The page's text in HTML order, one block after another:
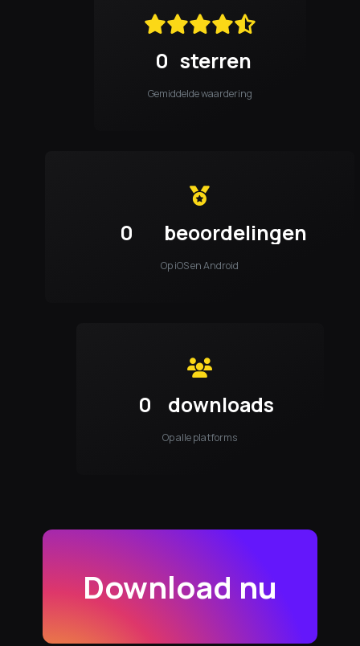
0 sterren
Gemiddelde waardering
0 beoordelingen
Op iOS en Android
0 downloads
Op alle platforms
Download nu